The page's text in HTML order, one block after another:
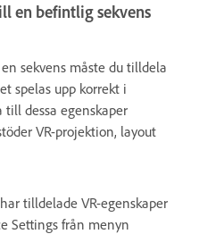
en befintlig sekvens
sekvens måste du tilldela
spelas upp korrekt i
dessa egenskaper
VR-projektion, layout
tilldelade VR-egenskaper
Settings från menyn